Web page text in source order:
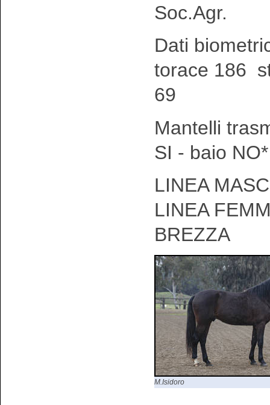
Soc.Agr.
Dati
torace 186
69
Mantelli
SI - baio
LINEA
LINEA
BREZZA
M.Isidoro